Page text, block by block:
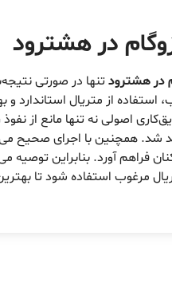
در هشترود
در هشترودتنها در صورتی
از متریال استاندارد و
اصولی نه تنها مانع از
شد. همچنین با اجرای صحیح
فراهم آورد. بنابراین توصیه
مرغوب استفاده شود تا